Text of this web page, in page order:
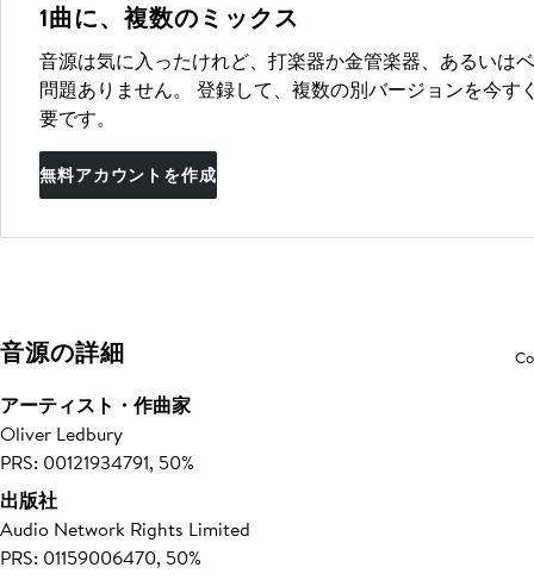
1曲に、複数のミックス
音源は気に入ったけれど、打楽器か金管楽器、あるいは
問題ありません。 登録して、複数の別バージョンを今
要です。
無料アカウントを作成
音源の詳細
アーティスト・作曲家
Oliver Ledbury
PRS: 00121934791, 50%
出版社
Audio Network Rights Limited
PRS: 01159006470, 50%